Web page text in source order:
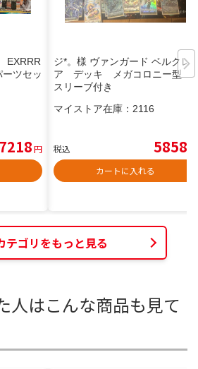
EXRRR
ツセッ
7218円
ジ*。様 ヴァンガード ベルクレ
ア デッキ メガコロニー型
スリーブ付き
マイストア在庫： 2116
税込 5858
カートに入れる
テゴリをもっと見る
人はこんな商品も見て